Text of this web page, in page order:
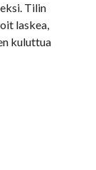
Tilin
laskea,
kuluttua